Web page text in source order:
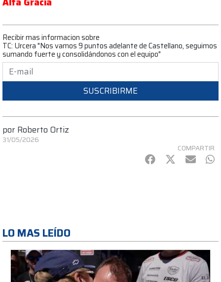
Recibir mas informacion sobre
TC: Urcera "Nos vamos 9 puntos adelante de Castellano, seguimos
sumando fuerte y consolidándonos con el equipo"
SUSCRIBIRME
por Roberto Ortiz
31/05/2026
COMPARTIR
Facebook
Twitter
mail
LO MAS LEÍDO